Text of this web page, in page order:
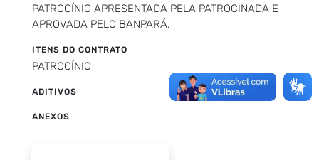
PATROCÍNIO APRESENTADA PELA PATROCINADA E
APROVADA PELO BANPARÁ.
ITENS DO CONTRATO
PATROCÍNIO
ADITIVOS
ANEXOS